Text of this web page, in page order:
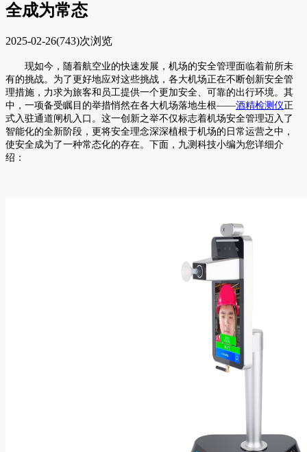
全成为常态
2025-02-26(743)次浏览
现如今，随着航空业的快速发展，机场的安全管理面临着前所未
有的挑战。为了更好地应对这些挑战，各大机场正在不断创新安全管
理措施，力求为旅客和员工提供一个更加安全、可靠的出行环境。其
中，一项备受瞩目的举措悄然在各大机场落地生根——酒精检测仪正
式入驻通道闸机入口。这一创新之举不仅标志着机场安全管理迈入了
智能化的全新阶段，更将安全理念深深植根于机场的日常运营之中，
使安全成为了一种常态化的存在。下面，九测科技小编为您详细介
绍：